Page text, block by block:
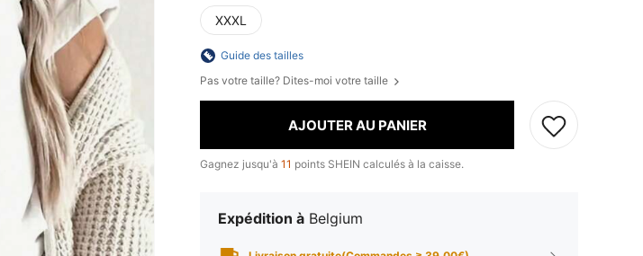
XXXL
Guide des tailles
Pas votre taille? Dites-moi votre taille
AJOUTER AU PANIER
Gagnez jusqu'à 11 points SHEIN calculés à la caisse.
Expédition à Belgium